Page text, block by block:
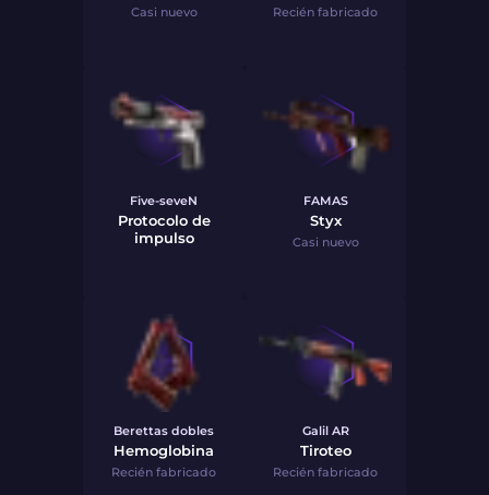
Casi nuevo Recién fabricado
Five-seveN
Protocolo de
impulso
FAMAS
Styx
Casi nuevo
Berettas dobles
Hemoglobina
Recién fabricado
Galil AR
Tiroteo
Recién fabricado